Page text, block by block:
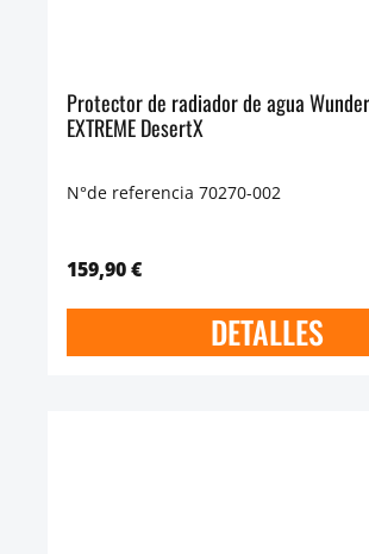
Protector de radiador de agua
EXTREME DesertX
N°de referencia 70270-002
159,90 €
DETALLES